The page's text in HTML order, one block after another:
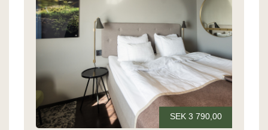
SEK 3 790,00